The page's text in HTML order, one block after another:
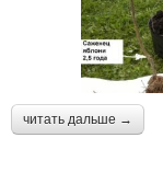
читать дальше →